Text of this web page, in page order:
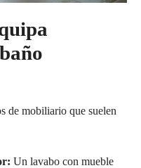
de mobiliario que suelen
Un lavabo con mueble